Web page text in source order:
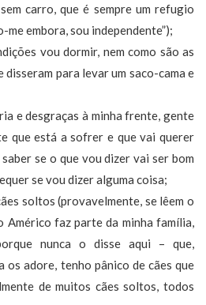
carro, que é sempre um refugio
me embora, sou independente”);
vou dormir, nem como são as
disseram para levar um saco-cama e
e desgraças à minha frente, gente
que está a sofrer e que vai querer
se o que vou dizer vai ser bom
se vou dizer alguma coisa;
soltos (provavelmente, se lêem o
Américo faz parte da minha família,
nunca o disse aqui – que,
os adore, tenho pânico de cães que
de muitos cães soltos, todos